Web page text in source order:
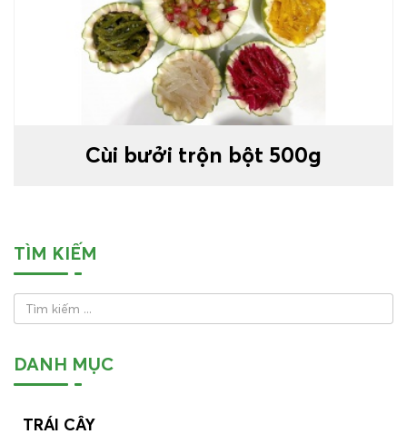
TÌM KIẾM
DANH MỤC
TRÁI CÂY
Cùi bưởi trộn bột 500g